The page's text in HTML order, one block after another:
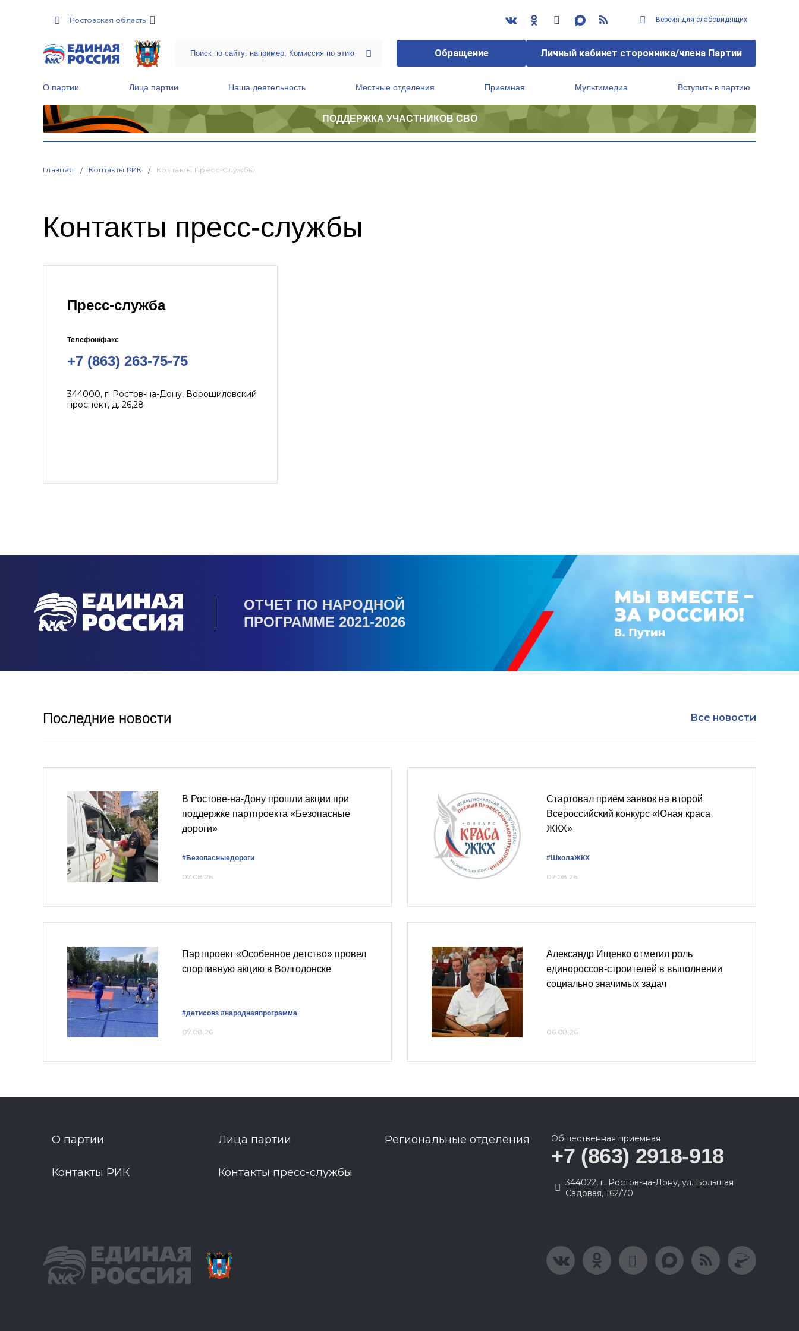
Ростовская область Версия для слабовидящих
Обращение Личный кабинет сторонника/члена Партии
О партии Лица партии Наша деятельность Местные отделения Приемная Мультимедиа Вступить в партию
ПОДДЕРЖКА УЧАСТНИКОВ СВО
Главная Контакты РИК Контакты Пресс-Службы
Контакты пресс-службы
Пресс-служба
Телефон/факс
+7 (863) 263-75-75
344000, г. Ростов-на-Дону, Ворошиловский
проспект, д. 26,28
ОТЧЕТ ПО НАРОДНОЙ
ПРОГРАММЕ 2021-2026
Последние новости Все новости
В Ростове-на-Дону прошли акции при
поддержке партпроекта «Безопасные
дороги»
#Безопасныедороги
07.08.26
Стартовал приём заявок на второй
Всероссийский конкурс «Юная краса
ЖКХ»
#ШколаЖКХ
07.08.26
Партпроект «Особенное детство» провел
спортивную акцию в Волгодонске
#детисовз #народнаяпрограмма
07.08.26
Александр Ищенко отметил роль
единороссов-строителей в выполнении
социально значимых задач
06.08.26
О партии Лица партии Региональные отделения
Контакты РИК Контакты пресс-службы
Общественная приемная
+7 (863) 2918-918
344022, г. Ростов-на-Дону, ул. Большая
Садовая, 162/70